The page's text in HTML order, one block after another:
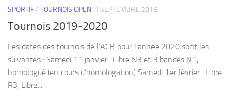
SPORTIF/ TOURNOIS OPEN 1 SEPTEMBRE 2019
Tournois 2019-2020
Les dates des tournois de l’ACB pour l’année 2020 sont les
suivantes : Samedi 11 janvier : Libre N3 et 3 bandes N1,
homologué (en cours d’homologation) Samedi 1er février : Libre
R3, Libre...